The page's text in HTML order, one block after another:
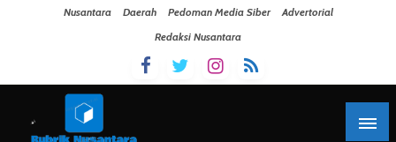
Nusantara Daerah Pedoman Media Siber
Advertorial
Redaksi Nusantara